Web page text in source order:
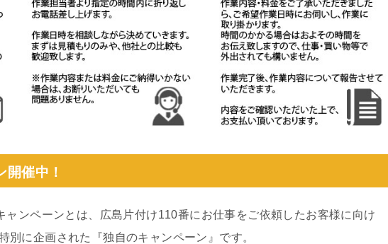
開催中！
ャンペーンとは、広島片付け110番にお仕事をご依頼したお客様に向け
別に企画された『独自のキャンペーン』です。